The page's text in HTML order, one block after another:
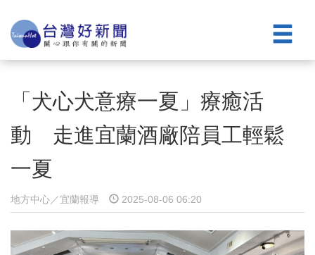
「犬心犬意療一夏」療癒活
動 走進宜蘭酒廠陪員工輕鬆
一夏
地方中心／宜蘭報導 2025-08-06 06:20